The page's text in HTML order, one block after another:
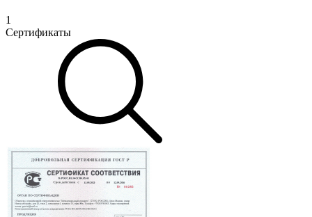
1
Сертификаты